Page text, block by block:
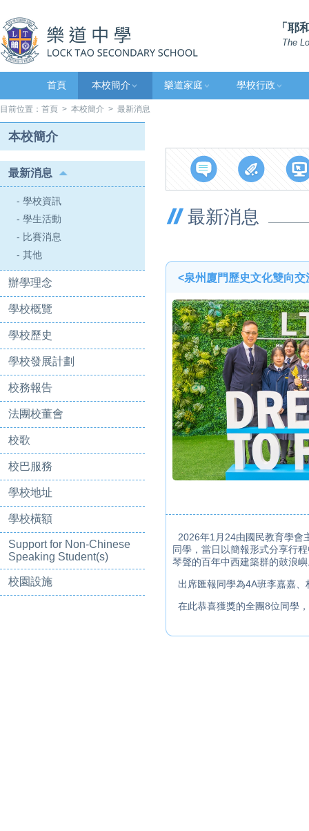
「耶
The
首頁 本校簡介 樂道家庭 學校行政
目前位置： 首頁 > 本校簡介 > 最新消息
本校簡介
最新消息
- 學校資訊
- 學生活動
- 比賽消息
- 其他
辦學理念
學校概覽
學校歷史
學校發展計劃
校務報告
法團校董會
校歌
校巴服務
學校地址
學校橫額
Support for Non-Chinese
Speaking Student(s)
校園設施
最新消息
​<泉州廈門歷史文化雙向
2026年1月24由國民教育學會
同學 ， 當日 以簡報形式分享行
琴聲的百年中西建築群的鼓浪
出席匯報同學為4A班李嘉嘉
在此恭喜獲獎的全團8位同學